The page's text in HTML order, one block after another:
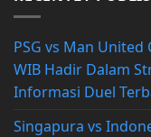
PSG vs Man
WIB Hadir Dalam
Informasi Duel
Singapura vs